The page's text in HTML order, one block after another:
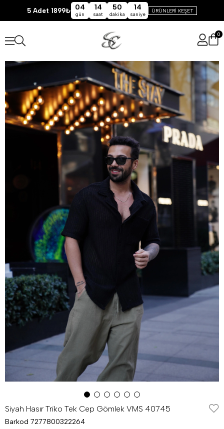
5 Adet 1899₺ 04
gün
14
saat
50
dakika
13
saniye
ÜRÜNLERİ KEŞET
0
Siyah Hasır Triko Tek Cep Gömlek VMS 40745
Barkod 7277800322264